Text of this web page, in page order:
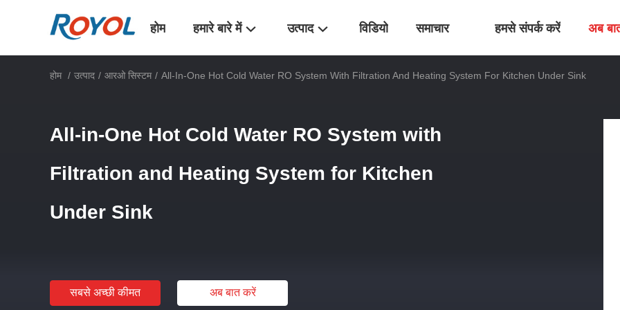
होम हमारे बारे में उत्पाद विडियो समाचार हमसे संपर्क करें अब
होम / उत्पाद / आरओ सिस्टम / All-In-One Hot Cold Water RO System With Filtration And Heating System For Kitchen Under Sink
All-in-One Hot Cold Water RO System with
Filtration and Heating System for Kitchen
Under Sink
सबसे अच्छी कीमत अब बात करें